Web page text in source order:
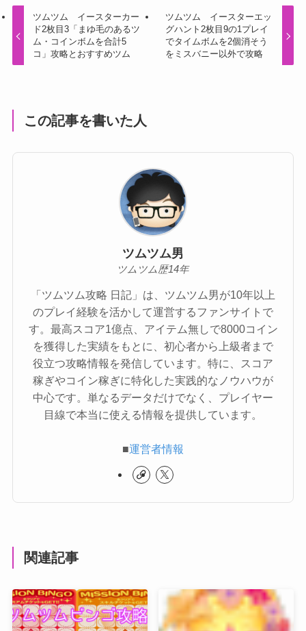
ツムツム イースターカー
ド2枚目3「まゆ毛のあるツ
ム・コインボムを合計5
コ」攻略とおすすめツム
ツムツム イースターエッ
グハント2枚目9の1プレイ
でタイムボムを2個消そう
をミスバニー以外で攻略
この記事を書いた人
ツムツム男
ツムツム歴14年
「ツムツム攻略 日記」は、ツムツム男が10年以上
のプレイ経験を活かして運営するファンサイトで
す。最高スコア1億点、アイテム無しで8000コイン
を獲得した実績をもとに、初心者から上級者まで
役立つ攻略情報を発信しています。特に、スコア
稼ぎやコイン稼ぎに特化した実践的なノウハウが
中心です。単なるデータだけでなく、プレイヤー
目線で本当に使える情報を提供しています。
■運営者情報
関連記事